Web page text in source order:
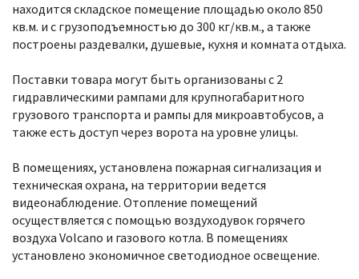
находится складское помещение площадью около 850
кв.м. и с грузоподъемностью до 300 кг/кв.м., а также
построены раздевалки, душевые, кухня и комната отдыха.
Поставки товара могут быть организованы с 2
гидравлическими рампами для крупногабаритного
грузового транспорта и рампы для микроавтобусов, а
также есть доступ через ворота на уровне улицы.
В помещениях, установлена пожарная сигнализация и
техническая охрана, на территории ведется
видеонаблюдение. Отопление помещений
осуществляется с помощью воздуходувок горячего
воздуха Volcano и газового котла. В помещениях
установлено экономичное светодиодное освещение.